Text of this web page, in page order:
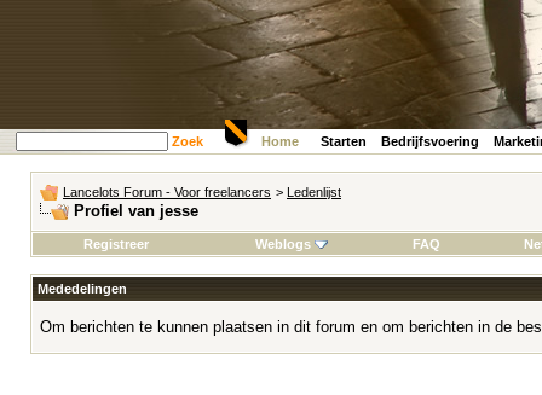
Zoek Home Starten Bedrijfsvoering
Lancelots Forum - Voor freelancers > Ledenlijst
Profiel van jesse
Registreer Weblogs FAQ
Mededelingen
Om berichten te kunnen plaatsen in dit forum en om berichten in de